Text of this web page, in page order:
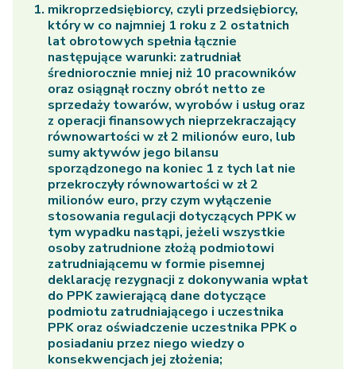
mikroprzedsiębiorcy, czyli przedsiębiorcy,
który w co najmniej 1 roku z 2 ostatnich
lat obrotowych spełnia łącznie
następujące warunki: zatrudniał
średniorocznie mniej niż 10 pracowników
oraz osiągnął roczny obrót netto ze
sprzedaży towarów, wyrobów i usług oraz
z operacji finansowych nieprzekraczający
równowartości w zł 2 milionów euro, lub
sumy aktywów jego bilansu
sporządzonego na koniec 1 z tych lat nie
przekroczyły równowartości w zł 2
milionów euro, przy czym wyłączenie
stosowania regulacji dotyczących PPK w
tym wypadku nastąpi, jeżeli wszystkie
osoby zatrudnione złożą podmiotowi
zatrudniającemu w formie pisemnej
deklarację rezygnacji z dokonywania wpłat
do PPK zawierającą dane dotyczące
podmiotu zatrudniającego i uczestnika
PPK oraz oświadczenie uczestnika PPK o
posiadaniu przez niego wiedzy o
konsekwencjach jej złożenia;